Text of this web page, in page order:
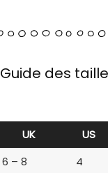
Guide des
UK US
6 – 8 4